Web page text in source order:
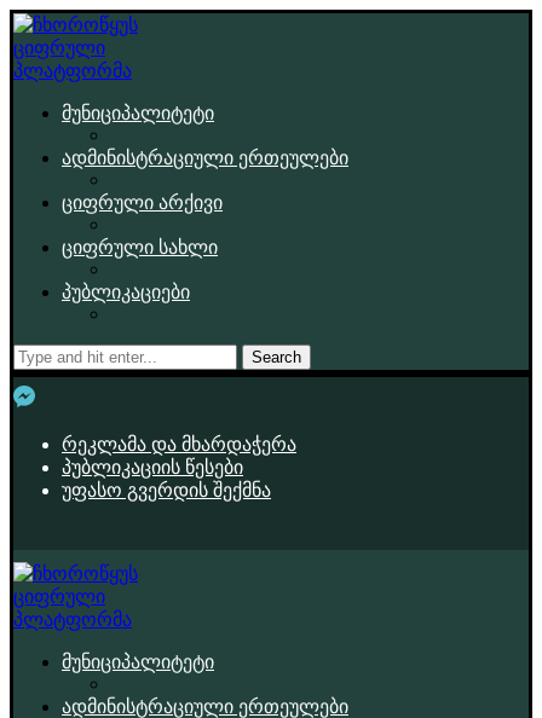
მუნიციპალიტეტი
ადმინისტრაციული ერთეულები
ციფრული არქივი
ციფრული სახლი
პუბლიკაციები
Search
რეკლამა და მხარდაჭერა
პუბლიკაციის წესები
უფასო გვერდის შექმნა
მუნიციპალიტეტი
ადმინისტრაციული ერთეულები